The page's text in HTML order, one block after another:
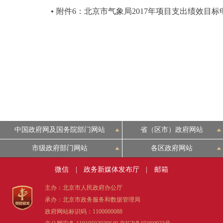
附件6：北京市气象局2017年项目支出绩效目标
中国政府网及国务院部门网站 省（区市）政府网站
市级政府部门网站 各区政府网站
微信 政务新媒体发布厅 邮箱
主办：北京市人民政府办公厅
承办：北京市政务服务和数据管理局
政府网站标识码：1100000088